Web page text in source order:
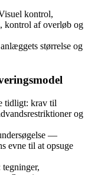
kontrol,
kontrol af overløb og
størrelse og
tidligt: krav til
og
—
evne til at opsuge